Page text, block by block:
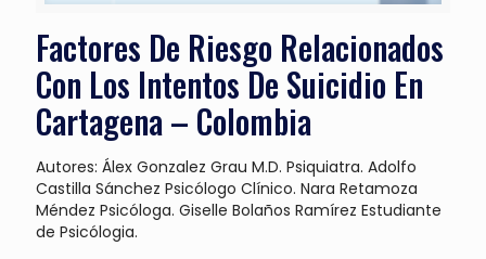
Factores De Riesgo Relacionados
Con Los Intentos De Suicidio En
Cartagena – Colombia
Autores: Álex Gonzalez Grau M.D. Psiquiatra. Adolfo
Castilla Sánchez Psicólogo Clínico. Nara Retamoza
Méndez Psicóloga. Giselle Bolaños Ramírez Estudiante
de Psicólogia.